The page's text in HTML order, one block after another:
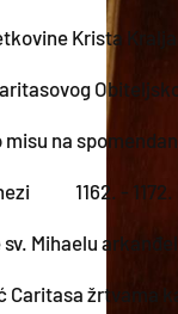
Krista Kralja
na
1162. - 1172.
Mihaelu
Caritasa žrtvama